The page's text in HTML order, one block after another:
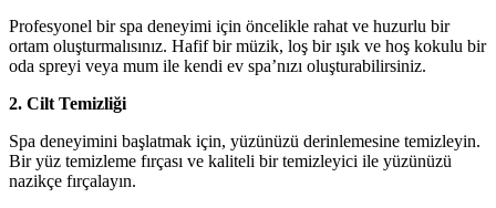
Profesyonel bir spa deneyimi için öncelikle rahat ve huzurlu bir
ortam oluşturmalısınız. Hafif bir müzik, loş bir ışık ve hoş kokulu bir
oda spreyi veya mum ile kendi ev spa’nızı oluşturabilirsiniz.
2. Cilt Temizliği
Spa deneyimini başlatmak için, yüzünüzü derinlemesine temizleyin.
Bir yüz temizleme fırçası ve kaliteli bir temizleyici ile yüzünüzü
nazikçe fırçalayın.